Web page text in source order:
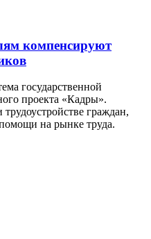
компенсируют
государственной
проекта «Кадры».
граждан,
на рынке труда.